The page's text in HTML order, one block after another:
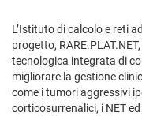
L’Istituto di calcolo e reti
progetto,
tecnologica integrata di
migliorare la gestione
come i tumori aggressivi
corticosurrenalici, i NET